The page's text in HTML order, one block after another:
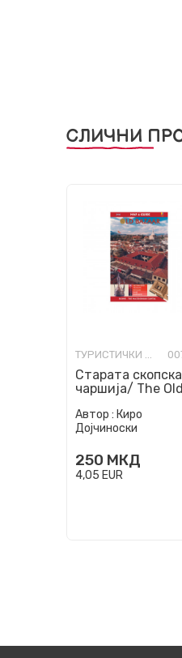
СЛИЧНИ
ТУРИСТИЧКИ ВОДИЧИ
Старата скопска
чаршија/ The Old
Автор : Киро
Дојчиноски
250 МКД
4,05 EUR